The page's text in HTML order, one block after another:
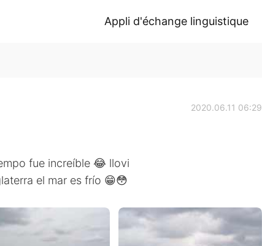
Appli d'échange linguistique
2020.06.11 06:29
fue increíble 😂 llovi
el mar es frío 😁😳